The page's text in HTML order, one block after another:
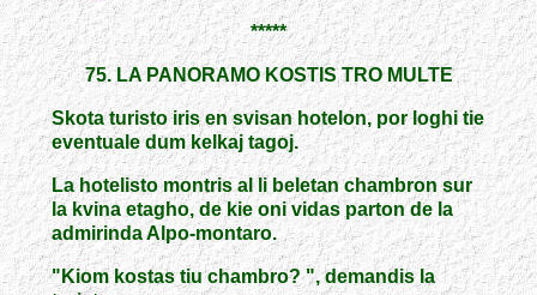
*****
75. LA PANORAMO KOSTIS TRO MULTE
Skota turisto iris en svisan hotelon, por loghi tie
eventuale dum kelkaj tagoj.
La hotelisto montris al li beletan chambron sur
la kvina etagho, de kie oni vidas parton de la
admirinda Alpo-montaro.
"Kiom kostas tiu chambro? ", demandis la